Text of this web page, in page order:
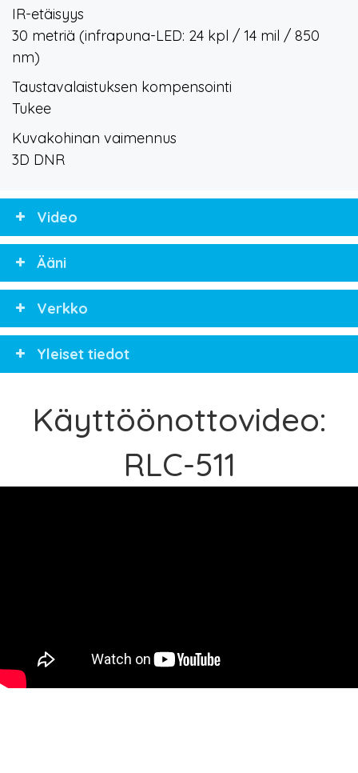
IR-etäisyys
30 metriä (infrapuna-LED: 24 kpl / 14 mil / 850
nm)
Taustavalaistuksen kompensointi
Tukee
Kuvakohinan vaimennus
3D DNR
Video
Ääni
Verkko
Yleiset tiedot
Käyttöönottovideo:
RLC-511